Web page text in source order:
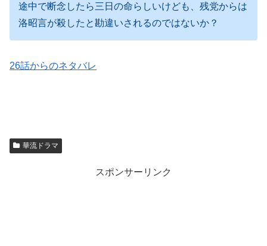
途中で断念したら三日の命らしいけども、残党からは
洛昭言が殺したと勘違いされるのではないか？
26話からのネタバレ
華流ドラマ
スポンサーリンク